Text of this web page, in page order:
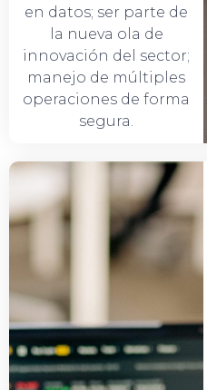
en datos; ser parte de
la nueva ola de
innovación del sector;
manejo de múltiples
operaciones de forma
segura.